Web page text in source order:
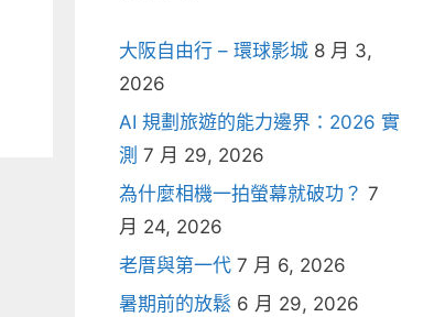
大阪自由行 – 環球影城 8 月 3,
2026
AI 規劃旅遊的能力邊界：2026 實
測 7 月 29, 2026
為什麼相機一拍螢幕就破功？ 7
月 24, 2026
老厝與第一代 7 月 6, 2026
暑期前的放鬆 6 月 29, 2026